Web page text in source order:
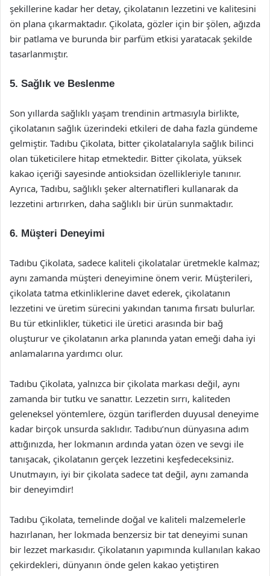
şekillerine kadar her detay, çikolatanın lezzetini ve kalitesini
ön plana çıkarmaktadır. Çikolata, gözler için bir şölen, ağızda
bir patlama ve burunda bir parfüm etkisi yaratacak şekilde
tasarlanmıştır.
5. Sağlık ve Beslenme
Son yıllarda sağlıklı yaşam trendinin artmasıyla birlikte,
çikolatanın sağlık üzerindeki etkileri de daha fazla gündeme
gelmiştir. Tadıbu Çikolata, bitter çikolatalarıyla sağlık bilinci
olan tüketicilere hitap etmektedir. Bitter çikolata, yüksek
kakao içeriği sayesinde antioksidan özellikleriyle tanınır.
Ayrıca, Tadıbu, sağlıklı şeker alternatifleri kullanarak da
lezzetini artırırken, daha sağlıklı bir ürün sunmaktadır.
6. Müşteri Deneyimi
Tadıbu Çikolata, sadece kaliteli çikolatalar üretmekle kalmaz;
aynı zamanda müşteri deneyimine önem verir. Müşterileri,
çikolata tatma etkinliklerine davet ederek, çikolatanın
lezzetini ve üretim sürecini yakından tanıma fırsatı bulurlar.
Bu tür etkinlikler, tüketici ile üretici arasında bir bağ
oluşturur ve çikolatanın arka planında yatan emeği daha iyi
anlamalarına yardımcı olur.
Tadıbu Çikolata, yalnızca bir çikolata markası değil, aynı
zamanda bir tutku ve sanattır. Lezzetin sırrı, kaliteden
geleneksel yöntemlere, özgün tariflerden duyusal deneyime
kadar birçok unsurda saklıdır. Tadıbu’nun dünyasına adım
attığınızda, her lokmanın ardında yatan özen ve sevgi ile
tanışacak, çikolatanın gerçek lezzetini keşfedeceksiniz.
Unutmayın, iyi bir çikolata sadece tat değil, aynı zamanda
bir deneyimdir!
Tadıbu Çikolata, temelinde doğal ve kaliteli malzemelerle
hazırlanan, her lokmada benzersiz bir tat deneyimi sunan
bir lezzet markasıdır. Çikolatanın yapımında kullanılan kakao
çekirdekleri, dünyanın önde gelen kakao yetiştiren